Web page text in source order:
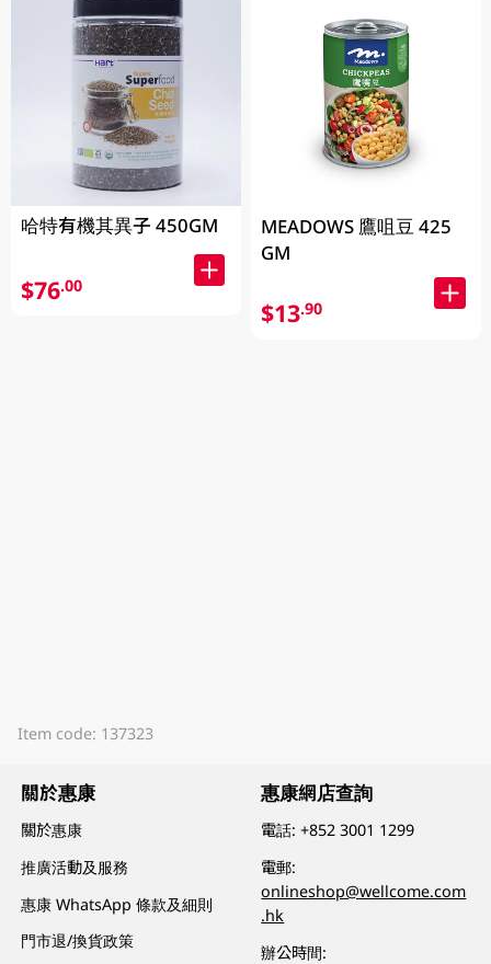
哈特有機其異子 450GM
$76.00
MEADOWS 鷹咀豆 425
GM
$13.90
Item code: 137323
關於惠康
關於惠康
推廣活動及服務
惠康 WhatsApp 條款及細則
門市退/換貨政策
惠康網店查詢
電話:+852 3001 1299
電郵:
onlineshop@wellcome.com
.hk
辦公時間: